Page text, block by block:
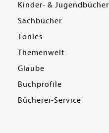
Kinder- & Jugendbücher
Sachbücher
Tonies
Themenwelt
Glaube
Buchprofile
Bücherei-Service